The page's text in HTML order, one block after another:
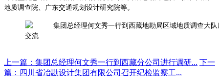
地质调查院、广东交通规划设计研究院等。
上一篇：集团总经理何文秀一行到西藏分公司进行调研... 下一
篇：四川省冶勘设计集团有限公司召开纪检监察工...